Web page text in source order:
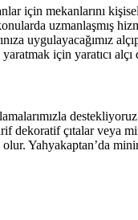
için mekanlarını
uzmanlaşmış
uygulayacağımız
için yaratıcı
çıtalar veya
Yahyakaptan’da